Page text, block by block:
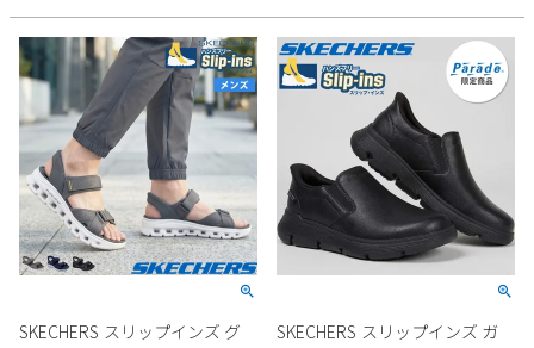
新規会員登録
会社概要
プライバシーポリシー
特定商取引法に基づく表示
SKECHERS スリップインズ グ
SKECHERS スリップインズ ガ